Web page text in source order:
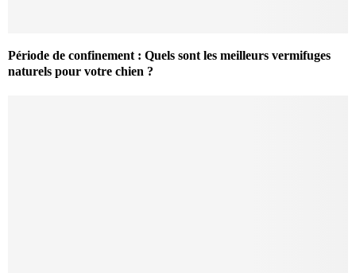
Période de confinement : Quels sont les meilleurs vermifuges
naturels pour votre chien ?